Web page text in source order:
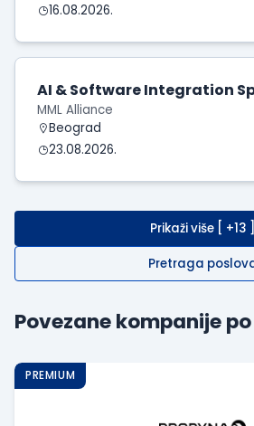
16.08.2026.
AI & Software Integration
MML Alliance
Beograd
23.08.2026.
Prikaži više [ +13 ]
Pretraga
Povezane kompanije
PREMIUM